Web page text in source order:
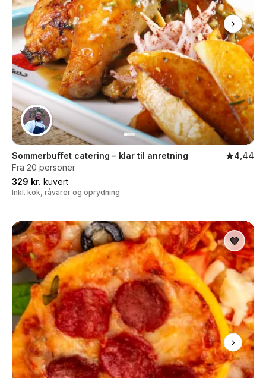
Sommerbuffet catering – klar til anretning
4,44
Fra 20 personer
329 kr. kuvert
Inkl. kok, råvarer og oprydning